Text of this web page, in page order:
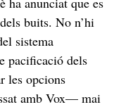
buits. No n’hi
sistema
pacificació dels
les opcions
amb Vox— mai